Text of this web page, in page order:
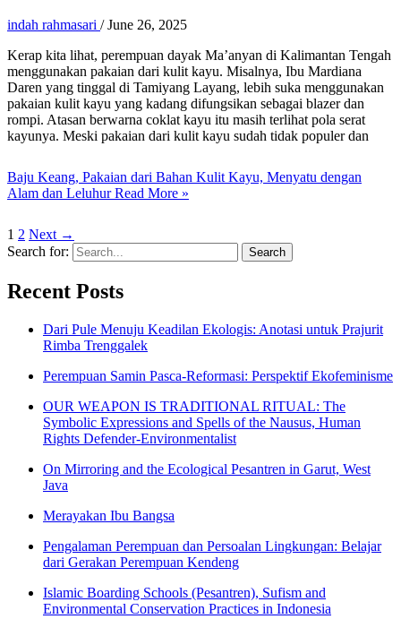
indah rahmasari /June 26, 2025
Kerap kita lihat, perempuan dayak Ma’anyan di Kalimantan Tengah
menggunakan pakaian dari kulit kayu. Misalnya, Ibu Mardiana
Daren yang tinggal di Tamiyang Layang, lebih suka menggunakan
pakaian kulit kayu yang kadang difungsikan sebagai blazer dan
rompi. Atasan berwarna coklat kayu itu masih terlihat pola serat
kayunya. Meski pakaian dari kulit kayu sudah tidak populer dan
Baju Keang, Pakaian dari Bahan Kulit Kayu, Menyatu dengan
Alam dan LeluhurRead More »
1 2 Next →
Search for:
Recent Posts
Dari Pule Menuju Keadilan Ekologis: Anotasi untuk Prajurit
Rimba Trenggalek
Perempuan Samin Pasca-Reformasi: Perspektif Ekofeminisme
OUR WEAPON IS TRADITIONAL RITUAL: The
Symbolic Expressions and Spells of the Nausus, Human
Rights Defender-Environmentalist
On Mirroring and the Ecological Pesantren in Garut, West
Java
Merayakan Ibu Bangsa
Pengalaman Perempuan dan Persoalan Lingkungan: Belajar
dari Gerakan Perempuan Kendeng
Islamic Boarding Schools (Pesantren), Sufism and
Environmental Conservation Practices in Indonesia